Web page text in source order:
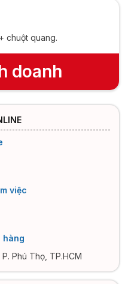
chuột quang.
doanh
việc
hàng
Phú Thọ, TP.HCM